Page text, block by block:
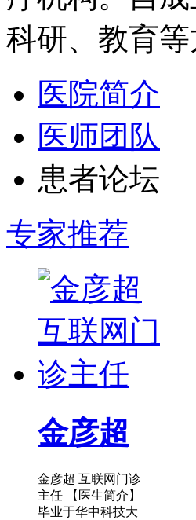
科研、教育
医院简介
医师团队
患者论坛
专家推荐
金彦超
金彦超 互联网门诊
主任 【医生简介】
毕业于华中科技大